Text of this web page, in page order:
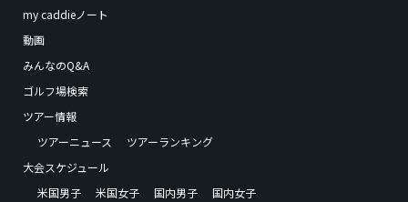
my caddieノート
動画
みんなのQ&A
ゴルフ場検索
ツアー情報
ツアーニュース
ツアーランキング
大会スケジュール
米国男子
米国女子 国内男子
国内女子